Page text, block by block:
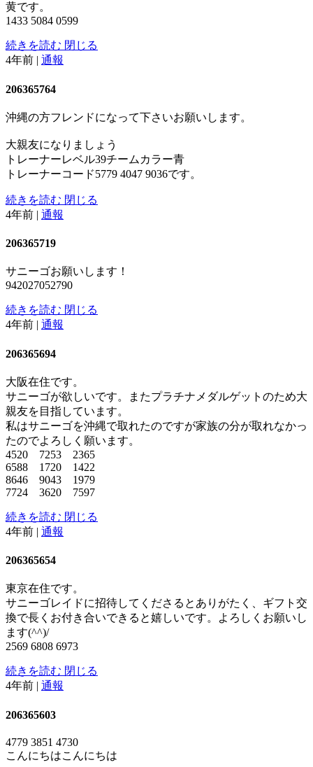
黄です。
1433 5084 0599
続きを読む 閉じる
4年前 | 通報
206365764
沖縄の方フレンドになって下さいお願いします。
大親友になりましょう
トレーナーレベル39チームカラー青
トレーナーコード5779 4047 9036です。
続きを読む 閉じる
4年前 | 通報
206365719
サニーゴお願いします！
942027052790
続きを読む 閉じる
4年前 | 通報
206365694
大阪在住です。
サニーゴが欲しいです。またプラチナメダルゲットのため大
親友を目指しています。
私はサニーゴを沖縄で取れたのですが家族の分が取れなかっ
たのでよろしく願います。
4520 7253 2365
6588 1720 1422
8646 9043 1979
7724 3620 7597
続きを読む 閉じる
4年前 | 通報
206365654
東京在住です。
サニーゴレイドに招待してくださるとありがたく、ギフト交
換で長くお付き合いできると嬉しいです。よろしくお願いし
ます(^^)/
2569 6808 6973
続きを読む 閉じる
4年前 | 通報
206365603
4779 3851 4730
こんにちはこんにちは